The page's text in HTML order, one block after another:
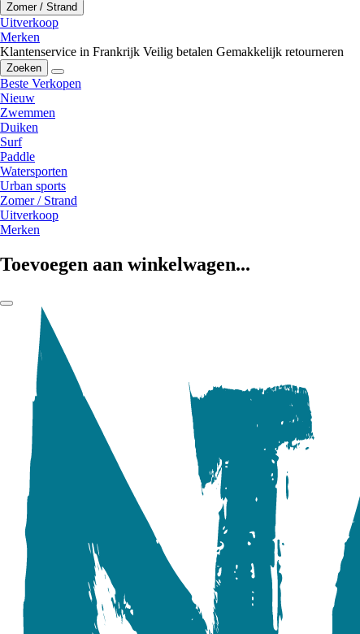
Zomer / Strand
Uitverkoop
Merken
Klantenservice in Frankrijk Veilig betalen Gemakkelijk retourneren
Zoeken
Beste Verkopen
Nieuw
Zwemmen
Duiken
Surf
Paddle
Watersporten
Urban sports
Zomer / Strand
Uitverkoop
Merken
Toevoegen aan winkelwagen...